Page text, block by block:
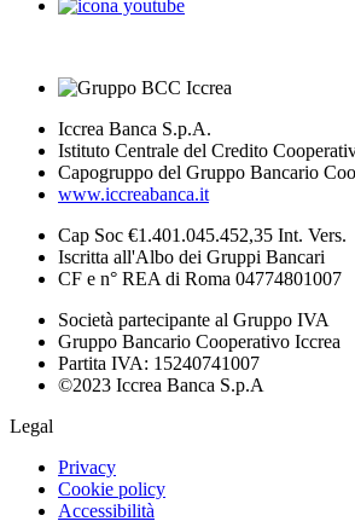
Iccrea Banca S.p.A.
Istituto Centrale del Credito
Capogruppo del Gruppo Bancario
www.iccreabanca.it
Cap Soc €1.401.045.452,35 Int. Vers.
Iscritta all'Albo dei Gruppi Bancari
CF e n° REA di Roma 04774801007
Società partecipante al Gruppo IVA
Gruppo Bancario Cooperativo Iccrea
Partita IVA: 15240741007
©2023 Iccrea Banca S.p.A
Legal
Privacy
Cookie policy
Accessibilità